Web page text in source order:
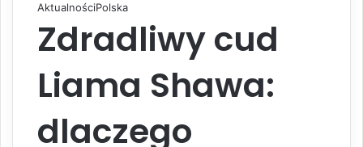
AktualnościPolska
Zdradliwy cud
Liama Shawa:
dlaczego